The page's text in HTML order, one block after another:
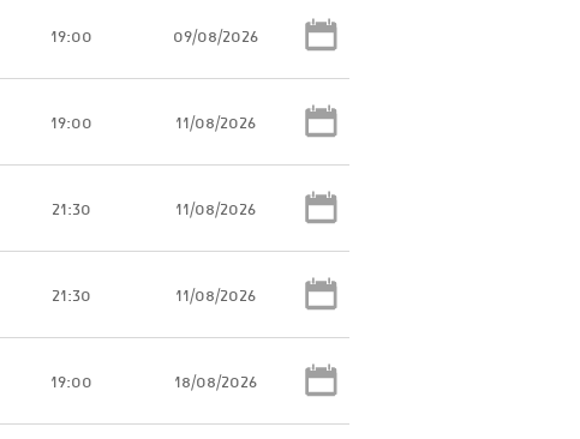
09/08/2026
19:00
11/08/2026
19:00
11/08/2026
21:30
11/08/2026
21:30
18/08/2026
19:00